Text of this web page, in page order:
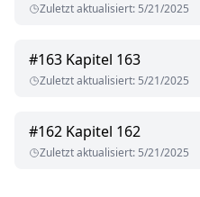
Zuletzt aktualisiert: 5/21/2025
#163 Kapitel 163
Zuletzt aktualisiert: 5/21/2025
#162 Kapitel 162
Zuletzt aktualisiert: 5/21/2025